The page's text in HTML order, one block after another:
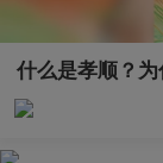
什么是孝顺？